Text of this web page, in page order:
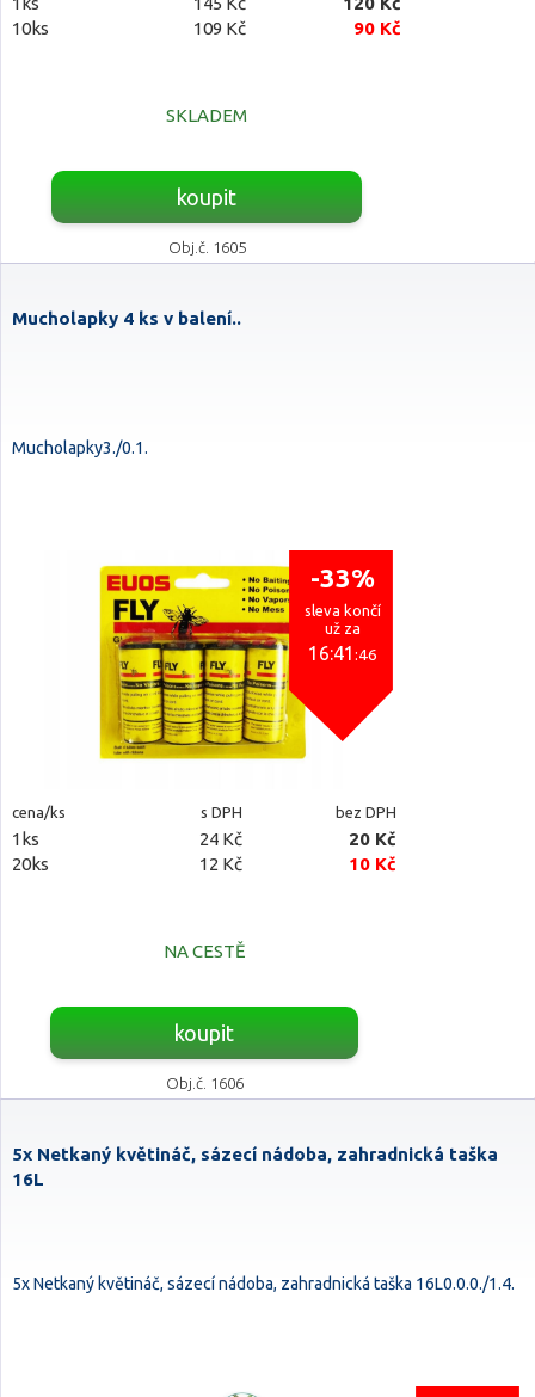
10ks
109 Kč 90 Kč
SKLADEM
koupit
Obj.č. 1605
Mucholapky 4 ks v balení..
Mucholapky3./0.1.
-33%
sleva končí
už za
16:41:45
cena/ks s DPH bez DPH
1ks 24 Kč
20 Kč
20ks
12 Kč 10 Kč
NA CESTĚ
koupit
Obj.č. 1606
5x Netkaný květináč, sázecí nádoba, zahradnická taška
16L
5x Netkaný květináč, sázecí nádoba, zahradnická taška 16L0.0.0./1.4.